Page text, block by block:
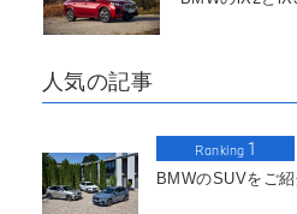
人気の記事
Ranking 1
BMWのSUVをご